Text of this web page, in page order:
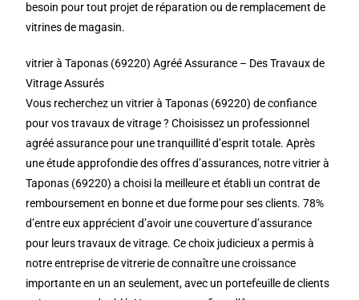
besoin pour tout projet de réparation ou de remplacement de
vitrines de magasin.
vitrier à Taponas (69220) Agréé Assurance – Des Travaux de
Vitrage Assurés
Vous recherchez un vitrier à Taponas (69220) de confiance
pour vos travaux de vitrage ? Choisissez un professionnel
agréé assurance pour une tranquillité d’esprit totale. Après
une étude approfondie des offres d’assurances, notre vitrier à
Taponas (69220) a choisi la meilleure et établi un contrat de
remboursement en bonne et due forme pour ses clients. 78%
d’entre eux apprécient d’avoir une couverture d’assurance
pour leurs travaux de vitrage. Ce choix judicieux a permis à
notre entreprise de vitrerie de connaître une croissance
importante en un an seulement, avec un portefeuille de clients